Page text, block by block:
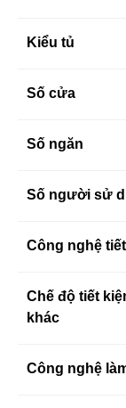
Kiểu tủ
Số cửa
Số ngăn
Số người sử
Công nghệ
Chế độ tiết
khác
Công nghệ